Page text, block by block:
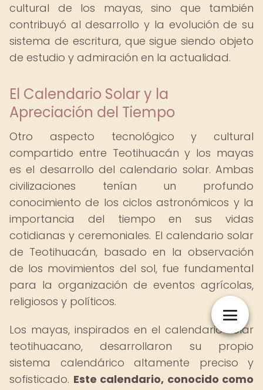
cultural de los mayas, sino que también
contribuyó al desarrollo y la evolución de su
sistema de escritura, que sigue siendo objeto
de estudio y admiración en la actualidad.
El Calendario Solar y la
Apreciación del Tiempo
Otro aspecto tecnológico y cultural
compartido entre Teotihuacán y los mayas
es el desarrollo del calendario solar. Ambas
civilizaciones tenían un profundo
conocimiento de los ciclos astronómicos y la
importancia del tiempo en sus vidas
cotidianas y ceremoniales. El calendario solar
de Teotihuacán, basado en la observación
de los movimientos del sol, fue fundamental
para la organización de eventos agrícolas,
religiosos y políticos.
Los mayas, inspirados en el calendario solar
teotihuacano, desarrollaron su propio
sistema calendárico altamente preciso y
sofisticado. Este calendario, conocido como